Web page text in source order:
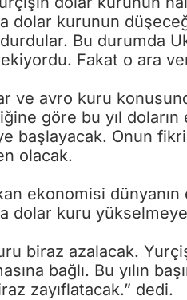
dolar kurunun
Bu durumda
Fakat o ara
ve avro kuru
göre bu yıl doların
başlayacak. Onun
olacak.
ekonomisi
dolar kuru
biraz azalacak.
bağlı. Bu yılın
zayıflatacak.” dedi.